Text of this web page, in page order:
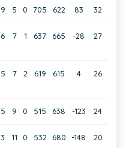
9 5 0 705 622 83 32
6 7 1 637 665 -28 27
5 7 2 619 615 4 26
5 9 0 515 638 -123 24
3 11 0 532 680 -148 20